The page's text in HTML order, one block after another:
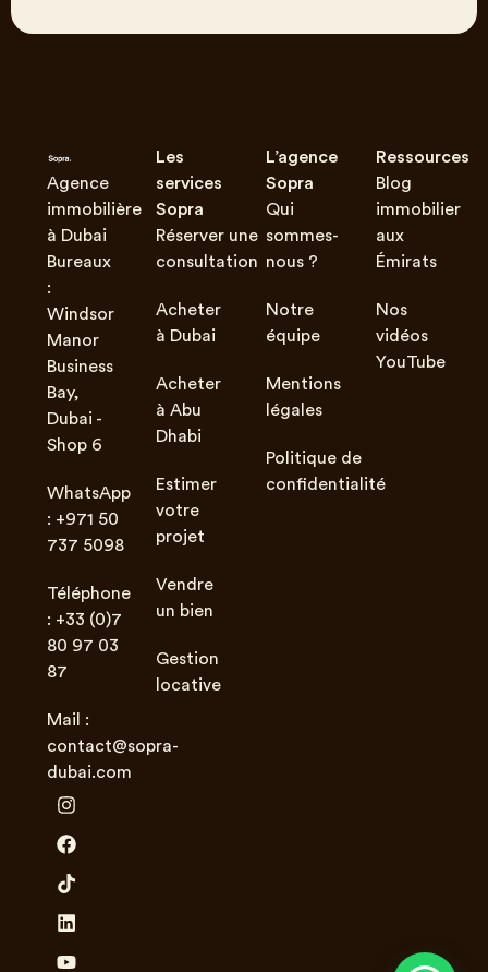
Agence
immobilière
à Dubai
Bureaux
:
Windsor
Manor
Business
Bay,
Dubai -
Shop 6
WhatsApp
: +971 50
737 5098
Téléphone
: +33 (0)7
80 97 03
87
Mail :
contact@sopra-
dubai.com
Les
services
Sopra
Réserver une
consultation
Acheter
à Dubai
Acheter
à Abu
Dhabi
Estimer
votre
projet
Vendre
un bien
Gestion
locative
L’agence
Sopra
Qui
sommes-
nous ?
Notre
équipe
Mentions
légales
Politique de
confidentialité
Ressources
Blog
immobilier
aux
Émirats
Nos
vidéos
YouTube